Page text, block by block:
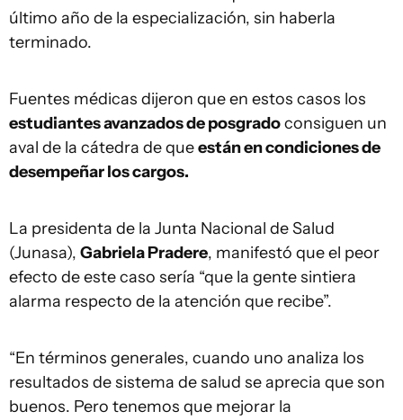
último año de la especialización, sin haberla
terminado.
Fuentes médicas dijeron que en estos casos los
estudiantes avanzados de posgradoconsiguen un
aval de la cátedra de queestán en condiciones de
desempeñar los cargos.
La presidenta de la Junta Nacional de Salud
(Junasa), Gabriela Pradere, manifestó que el peor
efecto de este caso sería “que la gente sintiera
alarma respecto de la atención que recibe”.
“En términos generales, cuando uno analiza los
resultados de sistema de salud se aprecia que son
buenos. Pero tenemos que mejorar la